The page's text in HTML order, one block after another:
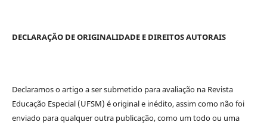
DECLARAÇÃO DE ORIGINALIDADE E DIREITOS AUTORAIS
Declaramos o artigo a ser submetido para avaliação na Revista
Educação Especial (UFSM) é original e inédito, assim como não foi
enviado para qualquer outra publicação, como um todo ou uma